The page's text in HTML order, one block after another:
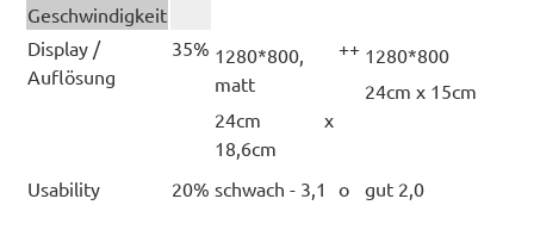
Geschwindigkeit
Display /
Auflösung
35% 1280*800,
matt
24cm x
18,6cm
++ 1280*800
24cm x 15cm
Usability 20% schwach - 3,1 o gut 2,0